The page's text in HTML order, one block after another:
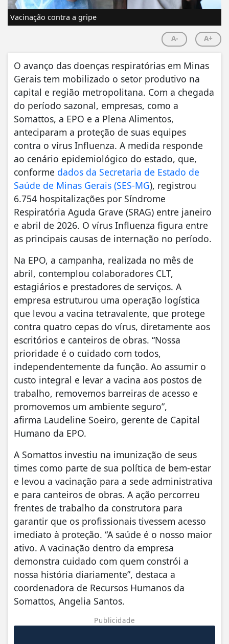
Vacinação contra a gripe
A- A+
O avanço das doenças respiratórias em Minas
Gerais tem mobilizado o setor produtivo na
capital e região metropolitana. Com a chegada
do período sazonal, empresas, como a
Somattos, a EPO e a Plena Alimentos,
anteciparam a proteção de suas equipes
contra o vírus Influenza. A medida responde
ao cenário epidemiológico do estado, que,
conforme dados da Secretaria de Estado de
Saúde de Minas Gerais (SES-MG), registrou
6.754 hospitalizações por Síndrome
Respiratória Aguda Grave (SRAG) entre janeiro
e abril de 2026. O vírus Influenza figura entre
as principais causas de internação no período.
Na EPO, a campanha, realizada no mês de
abril, contemplou colaboradores CLT,
estagiários e prestadores de serviços. A
empresa estruturou uma operação logística
que levou a vacina tetravalente, que protege
contra quatro cepas do vírus, diretamente aos
escritórios e canteiros de obras. “Nossa
prioridade é o cuidado com todos,
independentemente da função. Ao assumir o
custo integral e levar a vacina aos postos de
trabalho, removemos barreiras de acesso e
promovemos um ambiente seguro”,
afirma Laudeline Soeiro, gerente de Capital
Humano da EPO.
A Somattos investiu na imunização de seus
times como parte de sua política de bem-estar
e levou a vacinação para a sede administrativa
e para canteiros de obras. A ação percorreu
frentes de trabalho da construtora para
garantir que os profissionais tivessem acesso
imediato à proteção. “A saúde é o nosso maior
ativo. A vacinação dentro da empresa
demonstra cuidado com quem constrói a
nossa história diariamente”, destaca a
coordenadora de Recursos Humanos da
Somattos, Angelia Santos.
Publicidade